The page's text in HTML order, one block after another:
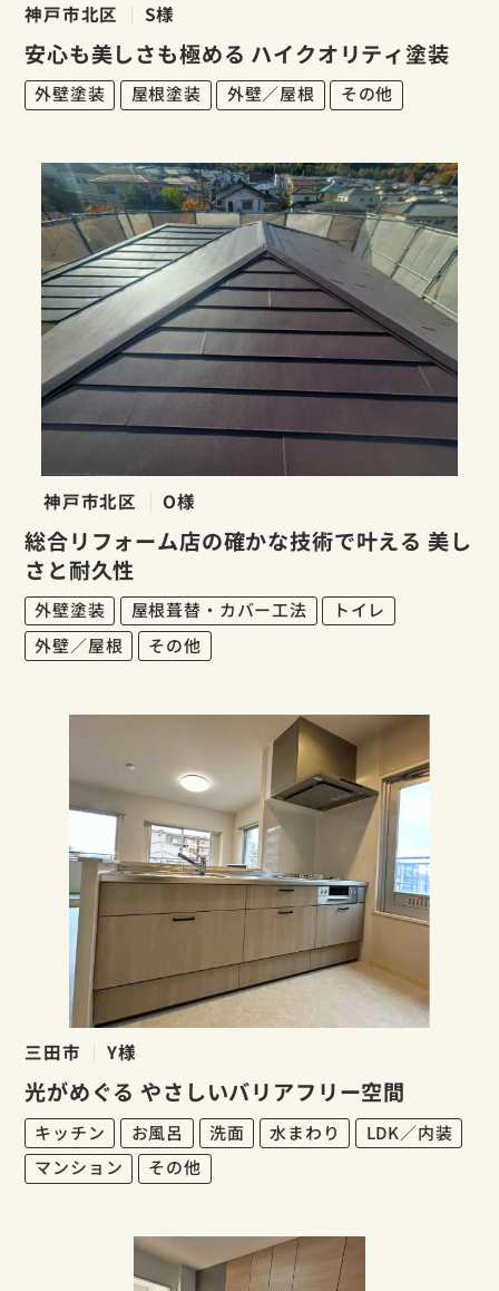
神戸市北区 S様
安心も美しさも極める ハイクオリティ塗装
外壁塗装 屋根塗装 外壁／屋根 その他
神戸市北区 O様
総合リフォーム店の確かな技術で叶える 美し
さと耐久性
外壁塗装 屋根葺替・カバー工法
トイレ
外壁／屋根
その他
三田市 Y様
光がめぐる やさしいバリアフリー空間
キッチン お風呂 洗面 水まわり
LDK／内装
マンション
その他